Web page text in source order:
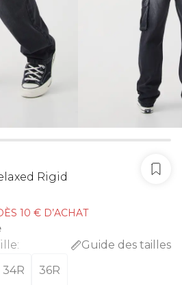
Rigid
10 € D’ACHAT
:
Guide des tailles
34R 36R